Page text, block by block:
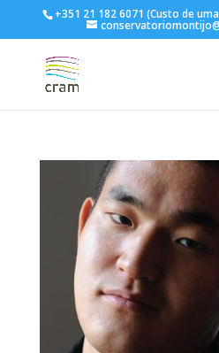
+351 21 182 6071 (Custo de